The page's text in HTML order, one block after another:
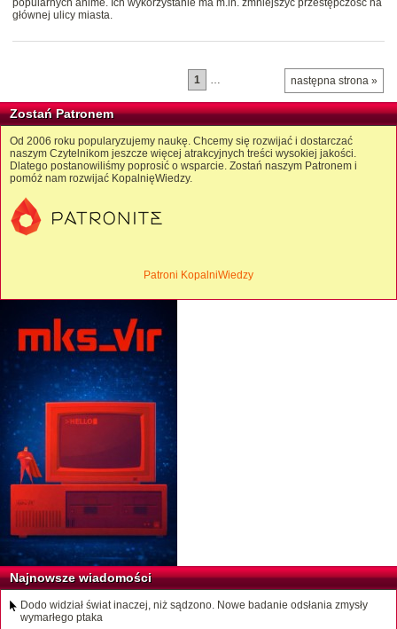
popularnych anime. Ich wykorzystanie ma m.in. zmniejszyć przestępczość na
głównej ulicy miasta.
następna strona »
1 …
Zostań Patronem
Od 2006 roku popularyzujemy naukę. Chcemy się rozwijać i dostarczać
naszym Czytelnikom jeszcze więcej atrakcyjnych treści wysokiej jakości.
Dlatego postanowiliśmy poprosić o wsparcie. Zostań naszym Patronem i
pomóż nam rozwijać KopalnięWiedzy.
Patroni KopalniWiedzy
Najnowsze wiadomości
Dodo widział świat inaczej, niż sądzono. Nowe badanie odsłania zmysły
wymarłego ptaka